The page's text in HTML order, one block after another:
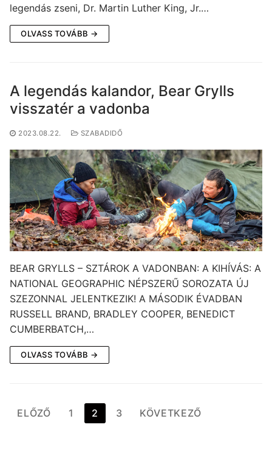
legendás zseni, Dr. Martin Luther King, Jr.…
OLVASS TOVÁBB →
A legendás kalandor, Bear Grylls
visszatér a vadonba
2023.08.22. SZABADIDŐ
BEAR GRYLLS – SZTÁROK A VADONBAN: A KIHÍVÁS: A
NATIONAL GEOGRAPHIC NÉPSZERŰ SOROZATA ÚJ
SZEZONNAL JELENTKEZIK! A MÁSODIK ÉVADBAN
RUSSELL BRAND, BRADLEY COOPER, BENEDICT
CUMBERBATCH,…
OLVASS TOVÁBB →
Bejegyzések
ELŐZŐ 1 2 3 KÖVETKEZŐ